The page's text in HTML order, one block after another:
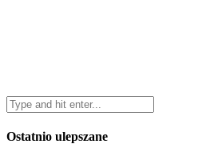
Ostatnio ulepszane